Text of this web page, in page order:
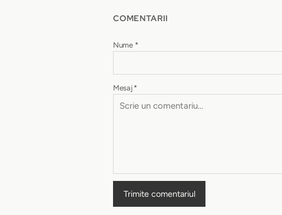
COMENTARII
Nume *
Mesaj *
Trimite comentariul